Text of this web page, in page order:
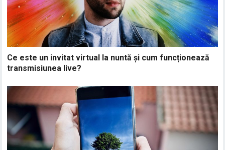
Ce este un invitat virtual la nuntă și cum funcționează
transmisiunea live?